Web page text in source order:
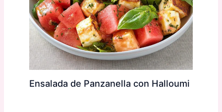
Ensalada de Panzanella con Halloumi